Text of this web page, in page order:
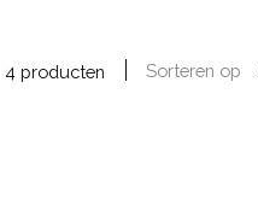
4 producten Sorteren op